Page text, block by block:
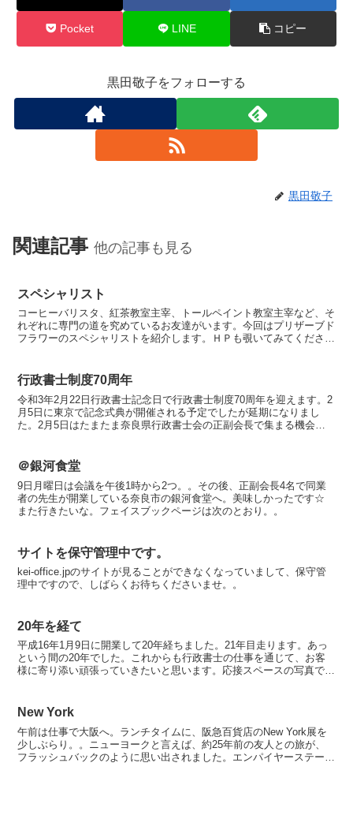
Pocket LINE コピー
黒田敬子をフォローする
黒田敬子
関連記事 他の記事も見る
スペシャリスト
コーヒーバリスタ、紅茶教室主宰、トールペイント教室主宰など、そ
れぞれに専門の道を究めているお友達がいます。今回はプリザーブド
フラワーのスペシャリストを紹介します。ＨＰも覗いてみてくださ
行政書士制度70周年
令和3年2月22日行政書士記念日で行政書士制度70周年を迎えます。2
月5日に東京で記念式典が開催される予定でしたが延期になりまし
た。2月5日はたまたま奈良県行政書士会の正副会長で集まる機会が
＠銀河食堂
9日月曜日は会議を午後1時から2つ。。その後、正副会長4名で同業
者の先生が開業している奈良市の銀河食堂へ。美味しかったです☆
また行きたいな。フェイスブックページは次のとおり。。
サイトを保守管理中です。
kei-office.jpのサイトが見ることができなくなっていまして、保守管
理中ですので、しばらくお待ちくださいませ。。
20年を経て
平成16年1月9日に開業して20年経ちました。21年目走ります。あっ
という間の20年でした。これからも行政書士の仕事を通じて、お客
様に寄り添い頑張っていきたいと思います。応接スペースの写真で
New York
午前は仕事で大阪へ。ランチタイムに、阪急百貨店のNew York展を
少しぶらり。。ニューヨークと言えば、約25年前の友人との旅が、
フラッシュバックのように思い出されました。エンパイヤーステート